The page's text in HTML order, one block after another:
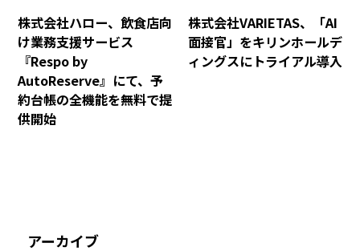
株式会社ハロー、飲食店向
け業務支援サービス
『Respo by
AutoReserve』にて、予
約台帳の全機能を無料で提
供開始
株式会社VARIETAS、「AI
面接官」をキリンホールデ
ィングスにトライアル導入
アーカイブ